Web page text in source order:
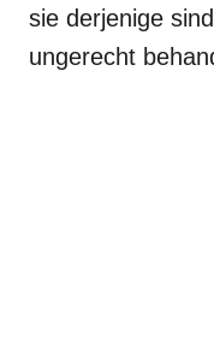
sie derjenige
ungerecht